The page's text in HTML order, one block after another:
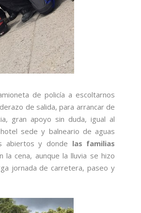
de policía a escoltarnos
de salida, para arrancar de
gran apoyo sin duda, igual al
sede y balneario de aguas
abiertos y donde las familias
cena, aunque la lluvia se hizo
jornada de carretera, paseo y